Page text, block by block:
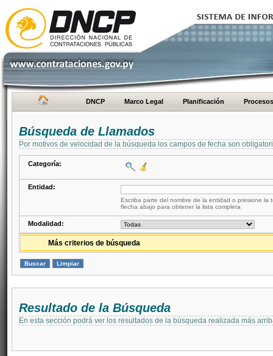
DNCP Marco Legal Planificación Procesos
Búsqueda de Llamados
Por motivos de velocidad de la búsqueda los campos de fecha son
Categoría:
Entidad:
Escriba parte del nombre de la entidad o presione la
flecha abajo para obtener la lista completa
Modalidad:
Más criterios de búsqueda
Resultado de la Búsqueda
En esta sección podrá ver los resultados de la búsqueda realizada más